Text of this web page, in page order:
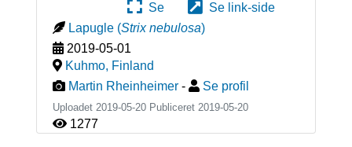
Se
Se link-side
Lapugle (Strix nebulosa)
2019-05-01
Kuhmo, Finland
Martin Rheinheimer - Se profil
Uploadet 2019-05-20 Publiceret 2019-05-20
1277